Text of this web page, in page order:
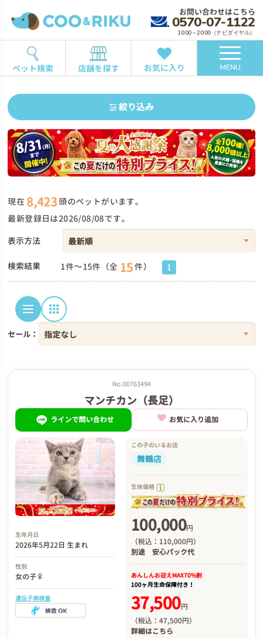
お問い合わせはこちら
0570-07-1122
10:00～20:00（ナビダイヤル）
ペット検索 店舗を探す お気に入り MENU
絞り込み
現在 8,423頭のペットがいます。
最新登録日は2026/08/08です。
表示方法
検索結果 1件～15件（全 15件） 1
セール：
No.00763494
マンチカン（長足）
ラインで問い合わせ お気に入り追加
生年月日
2026年5月22日 生まれ
性別
女の子♀
遺伝子病検査
この子のいるお店
舞鶴店
生体価格
100,000円
（税込：110,000円）
別途 安心パック代
あんしんお迎えMAX70%割
100ヶ月生命保障付き！
37,500円
（税込：47,500円）
詳細はこちら